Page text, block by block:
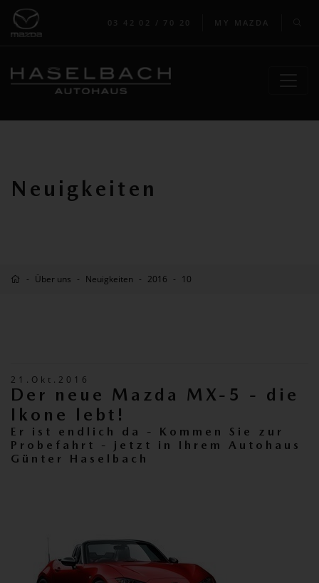
03 42 02 / 70 20 MY MAZDA
Neuigkeiten
Über uns Neuigkeiten 2016 10
21.Okt.2016
Der neue Mazda MX-5 - die
Ikone lebt!
Er ist endlich da - Kommen Sie zur
Probefahrt - jetzt in Ihrem Autohaus
Günter Haselbach